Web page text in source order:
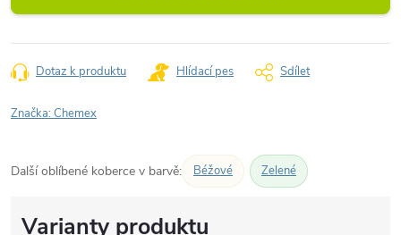
Dotaz k produktu Hlídací pes Sdílet
Značka:Chemex
Další oblíbené koberce v barvě: Béžové Zelené